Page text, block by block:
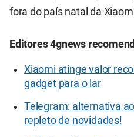
fora do país natal da
Editores 4gnews
Xiaomi atinge valor
gadget para o lar
Telegram: alternativa
repleto de novidades!